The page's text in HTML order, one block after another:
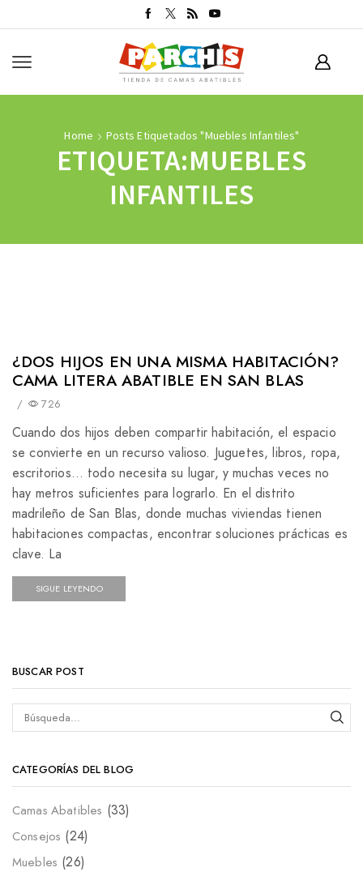
Home Posts Etiquetados "muebles Infantiles"
ETIQUETA:MUEBLES
INFANTILES
¿DOS HIJOS EN UNA MISMA HABITACIÓN?
CAMA LITERA ABATIBLE EN SAN BLAS
/ 726
Cuando dos hijos deben compartir habitación, el espacio
se convierte en un recurso valioso. Juguetes, libros, ropa,
escritorios… todo necesita su lugar, y muchas veces no
hay metros suficientes para lograrlo. En el distrito
madrileño de San Blas, donde muchas viviendas tienen
habitaciones compactas, encontrar soluciones prácticas es
clave. La
SIGUE LEYENDO
BUSCAR POST
CATEGORÍAS DEL BLOG
Camas Abatibles (33)
Consejos (24)
Muebles (26)